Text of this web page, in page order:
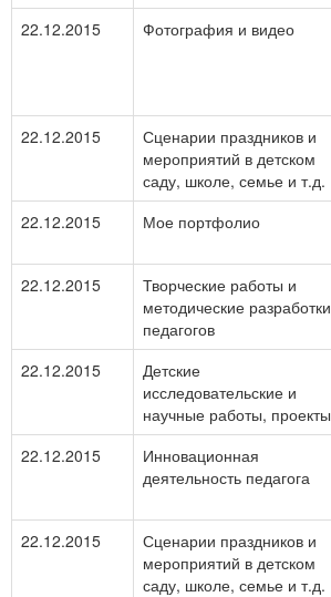
22.12.2015 Фотография и видео
22.12.2015
Сценарии праздников и
мероприятий в детском
саду, школе, семье и т.д.
22.12.2015 Мое портфолио
22.12.2015
Творческие работы и
методические разработки
педагогов
22.12.2015
Детские
исследовательские и
научные работы, проекты
22.12.2015
Инновационная
деятельность педагога
22.12.2015
Сценарии праздников и
мероприятий в детском
саду, школе, семье и т.д.